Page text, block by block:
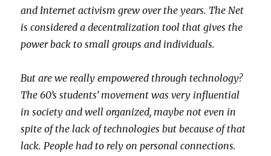
and Internet activism grew over the years. The Net
is considered a decentralization tool that gives the
power back to small groups and individuals.
But are we really empowered through technology?
The 60’s students’ movement was very influential
in society and well organized, maybe not even in
spite of the lack of technologies but because of that
lack. People had to rely on personal connections.